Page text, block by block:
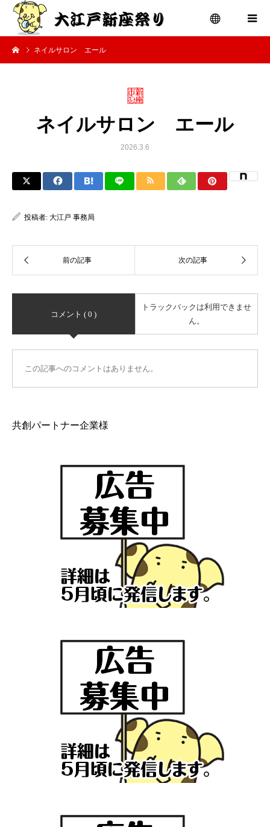
ネイルサロン エール
ネイルサロン エール
2026.3.6
投稿者: 大江戸 事務局
コメント ( 0 )
トラックバックは利用できませ
ん。
この記事へのコメントはありません。
共創パートナー企業様